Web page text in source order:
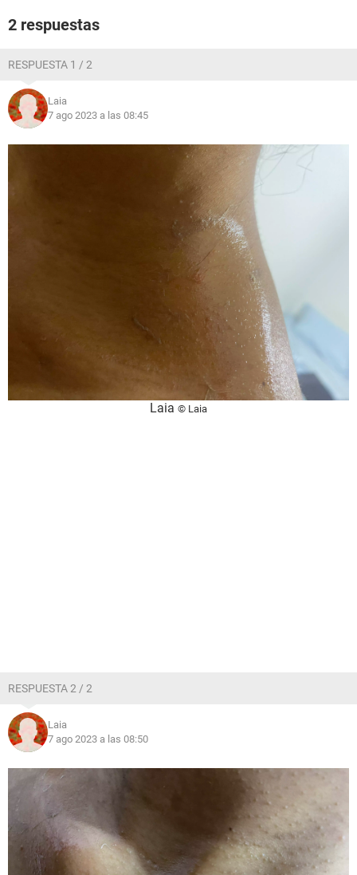
2 respuestas
RESPUESTA 1 / 2
Laia
7 ago 2023 a las 08:45
Laia © Laia
RESPUESTA 2 / 2
Laia
7 ago 2023 a las 08:50